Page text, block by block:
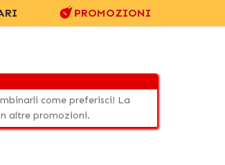
PROMOZIONI
come preferisci! La
altre promozioni.